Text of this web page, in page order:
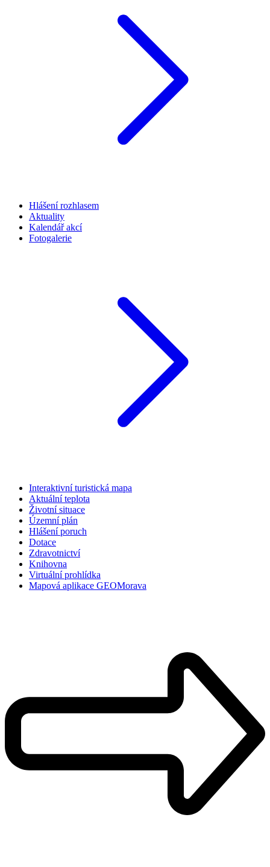
Hlášení rozhlasem
Aktuality
Kalendář akcí
Fotogalerie
Interaktivní turistická mapa
Aktuální teplota
Životní situace
Územní plán
Hlášení poruch
Dotace
Zdravotnictví
Knihovna
Virtuální prohlídka
Mapová aplikace GEOMorava